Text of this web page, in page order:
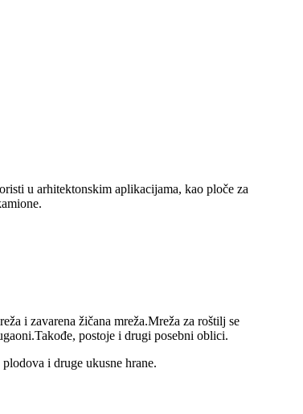
u arhitektonskim aplikacijama, kao ploče za
i zavarena žičana mreža.Mreža za roštilj se
postoje i drugi posebni oblici.
i druge ukusne hrane.